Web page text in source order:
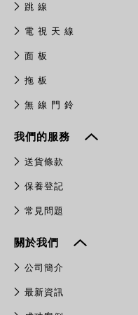
跳 線
電 視 天 線
面 板
拖 板
無 線 門 鈴
我們的服務
送貨條款
保養登記
常見問題
關於我們
公司簡介
最新資訊